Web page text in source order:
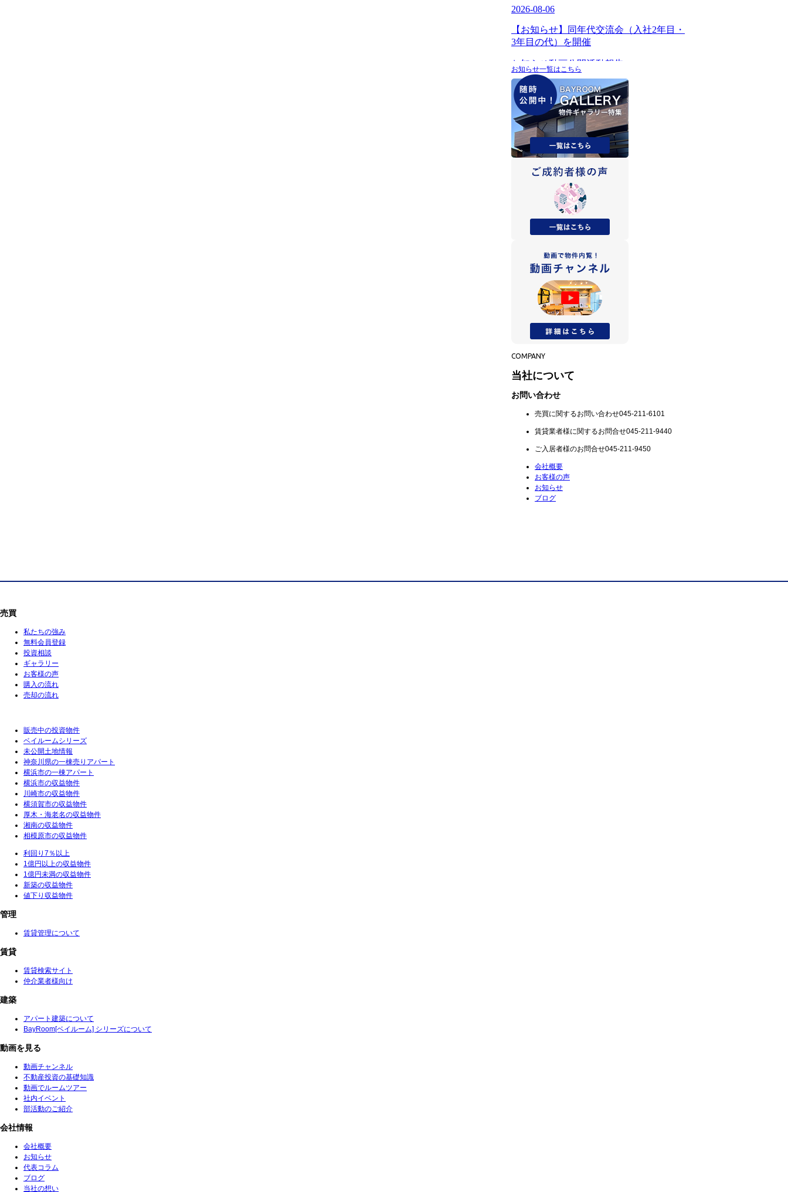
お知らせ一覧はこちら
COMPANY
当社について
お問い合わせ
売買に関するお問い合わせ045-211-6101
賃貸業者様に関するお問合せ045-211-9440
ご入居者様のお問合せ045-211-9450
会社概要
お客様の声
お知らせ
ブログ
売買
私たちの強み
無料会員登録
投資相談
ギャラリー
お客様の声
購入の流れ
売却の流れ
販売中の投資物件
ベイルームシリーズ
未公開土地情報
神奈川県の一棟売りアパート
横浜市の一棟アパート
横浜市の収益物件
川崎市の収益物件
横須賀市の収益物件
厚木・海老名の収益物件
湘南の収益物件
相模原市の収益物件
利回り7％以上
1億円以上の収益物件
1億円未満の収益物件
新築の収益物件
値下り収益物件
管理
賃貸管理について
賃貸
賃貸検索サイト
仲介業者様向け
建築
アパート建築について
BayRoom[ベイルーム] シリーズについて
動画を見る
動画チャンネル
不動産投資の基礎知識
動画でルームツアー
社内イベント
部活動のご紹介
会社情報
会社概要
お知らせ
代表コラム
ブログ
当社の想い